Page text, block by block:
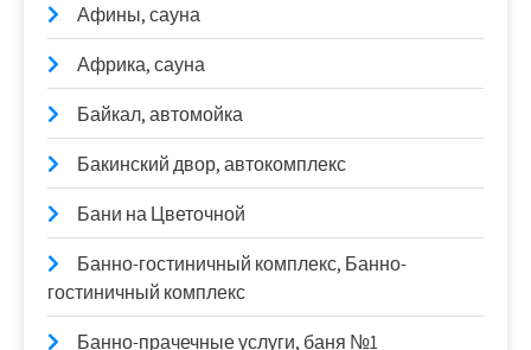
Афины, сауна
Африка, сауна
Байкал, автомойка
Бакинский двор, автокомплекс
Бани на Цветочной
Банно-гостиничный комплекс, Банно-
гостиничный комплекс
Банно-прачечные услуги, баня №1